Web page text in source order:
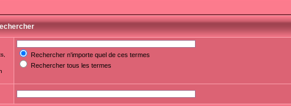
Rechercher n'importe quel de ces termes
Rechercher tous les termes